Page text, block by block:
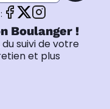
Boulanger !
suivi de votre
et plus